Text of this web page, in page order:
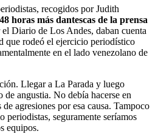
recogidos por Judith
horas más dantescas de la prensa
Diario de Los Andes, daban cuenta
que rodeó el ejercicio periodístico
en el lado venezolano de
Llegar a La Parada y luego
de angustia. No debía hacerse en
agresiones por esa causa. Tampoco
periodistas, seguramente seríamos
equipos.